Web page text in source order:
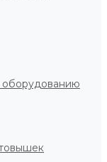
оборудованию